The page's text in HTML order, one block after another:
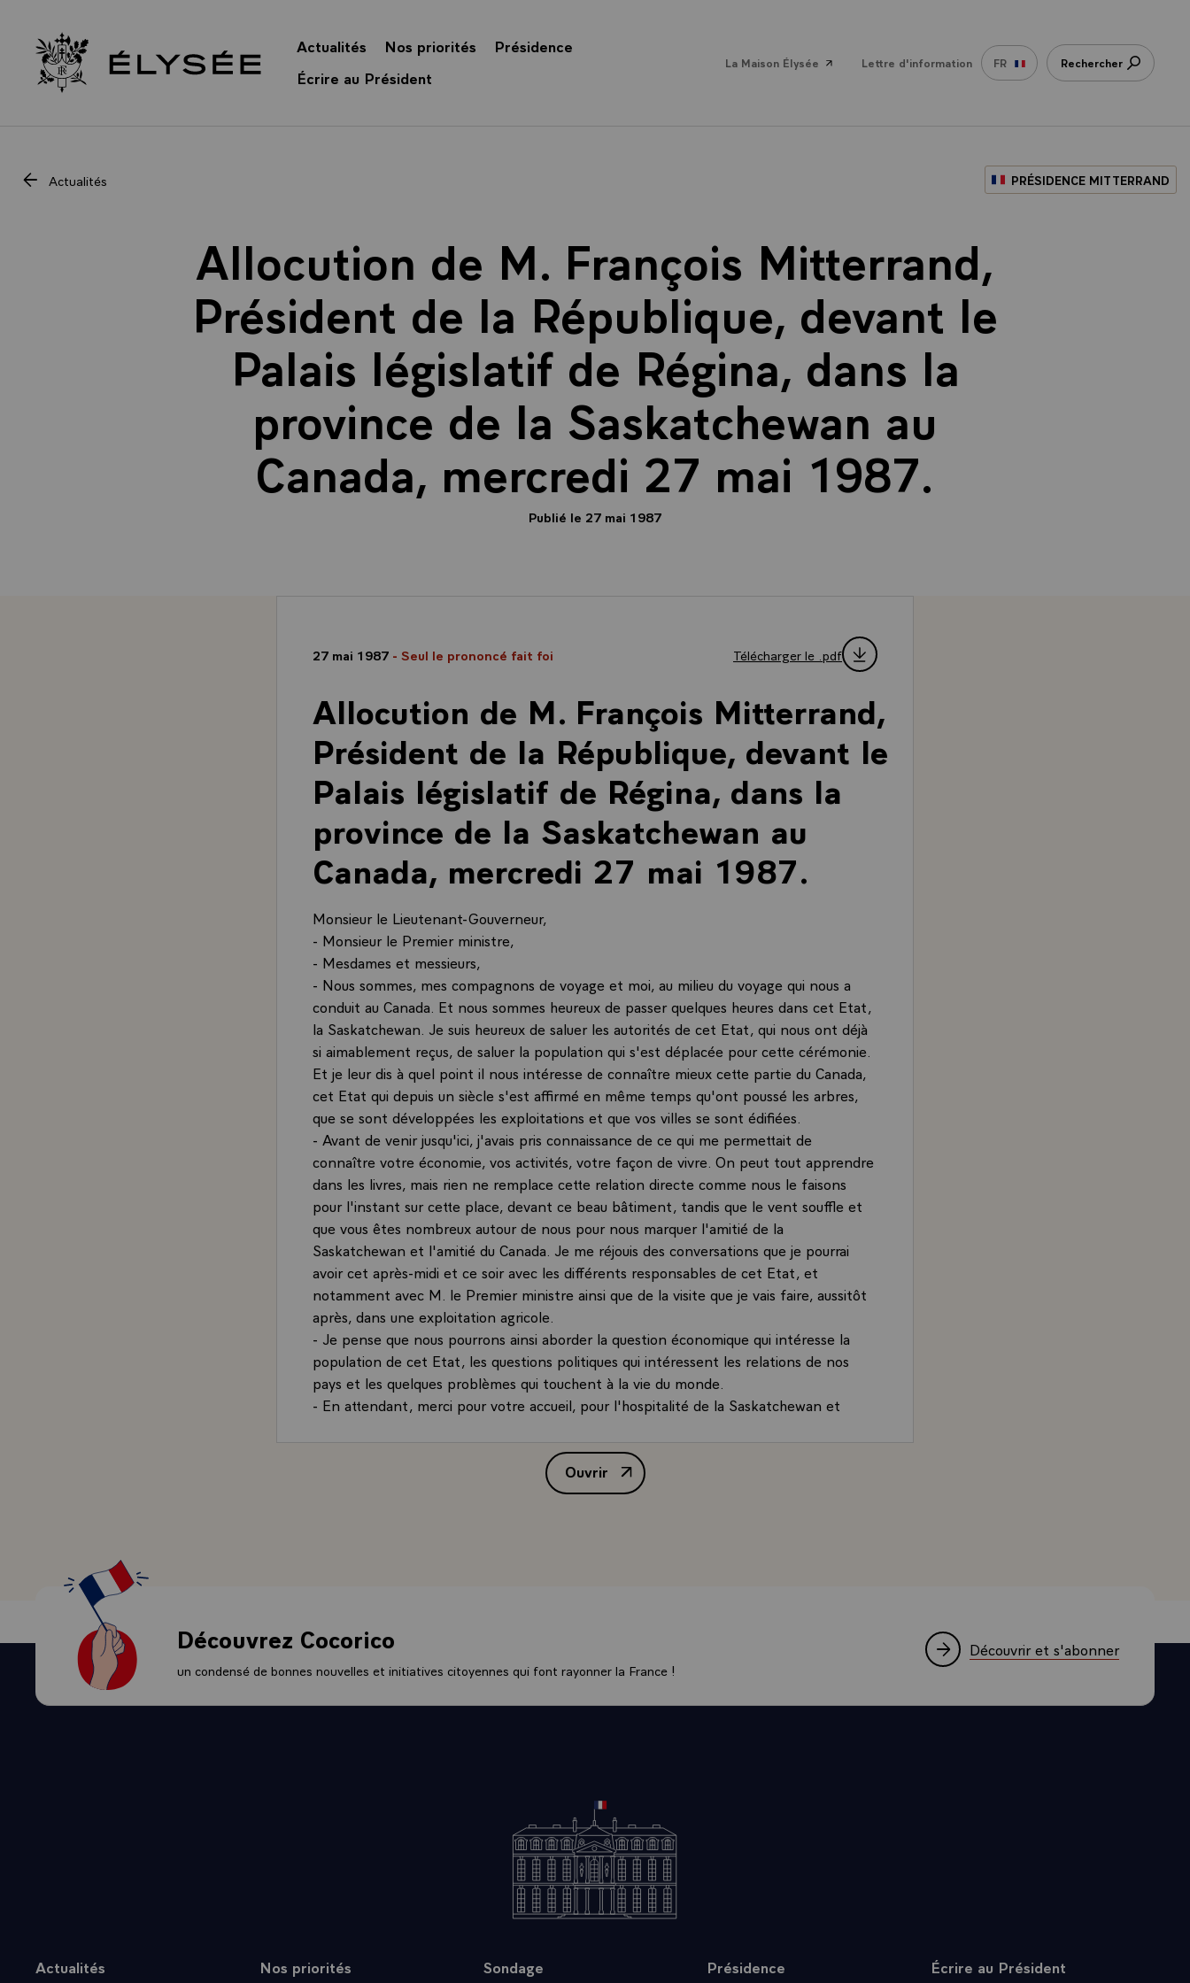
Retour à l’accueil Élysée
Actualités Nos priorités
Présidence
Écrire au Président
La Maison Élysée Lettre d'information FR Rechercher
Actualités PRÉSIDENCE MITTERRAND
Allocution de M. François Mitterrand,
Président de la République, devant le
Palais législatif de Régina, dans la
province de la Saskatchewan au
Canada, mercredi 27 mai 1987.
Publié le 27 mai 1987
27 mai 1987 - Seul le prononcé fait foi Télécharger le .pdf
Allocution de M. François Mitterrand,
Président de la République, devant le
Palais législatif de Régina, dans la
province de la Saskatchewan au
Canada, mercredi 27 mai 1987.
Monsieur le Lieutenant-Gouverneur,
- Monsieur le Premier ministre,
- Mesdames et messieurs,
- Nous sommes, mes compagnons de voyage et moi, au milieu du voyage qui nous a
conduit au Canada. Et nous sommes heureux de passer quelques heures dans cet Etat,
la Saskatchewan. Je suis heureux de saluer les autorités de cet Etat, qui nous ont déjà
si aimablement reçus, de saluer la population qui s'est déplacée pour cette cérémonie.
Et je leur dis à quel point il nous intéresse de connaître mieux cette partie du Canada,
cet Etat qui depuis un siècle s'est affirmé en même temps qu'ont poussé les arbres,
que se sont développées les exploitations et que vos villes se sont édifiées.
- Avant de venir jusqu'ici, j'avais pris connaissance de ce qui me permettait de
connaître votre économie, vos activités, votre façon de vivre. On peut tout apprendre
dans les livres, mais rien ne remplace cette relation directe comme nous le faisons
pour l'instant sur cette place, devant ce beau bâtiment, tandis que le vent souffle et
que vous êtes nombreux autour de nous pour nous marquer l'amitié de la
Saskatchewan et l'amitié du Canada. Je me réjouis des conversations que je pourrai
avoir cet après-midi et ce soir avec les différents responsables de cet Etat, et
notamment avec M. le Premier ministre ainsi que de la visite que je vais faire, aussitôt
après, dans une exploitation agricole.
- Je pense que nous pourrons ainsi aborder la question économique qui intéresse la
population de cet Etat, les questions politiques qui intéressent les relations de nos
pays et les quelques problèmes qui touchent à la vie du monde.
- En attendant, merci pour votre accueil, pour l'hospitalité de la Saskatchewan et
Ouvrir
Allocution de M. François Mitterrand, Président de la République, devant le Palais
Découvrez Cocorico
un condensé de bonnes nouvelles et initiatives citoyennes qui font rayonner la France !
Découvrir et s'abonner
Plan du site
Actualités Nos priorités Sondage Présidence Écrire au Président